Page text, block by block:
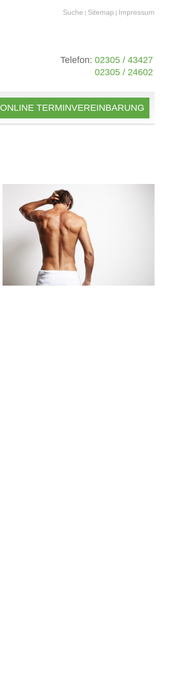
Suche | Sitemap | Impressum
Telefon: 02305 / 43427
02305 / 24602
ONLINE TERMINVEREINBARUNG